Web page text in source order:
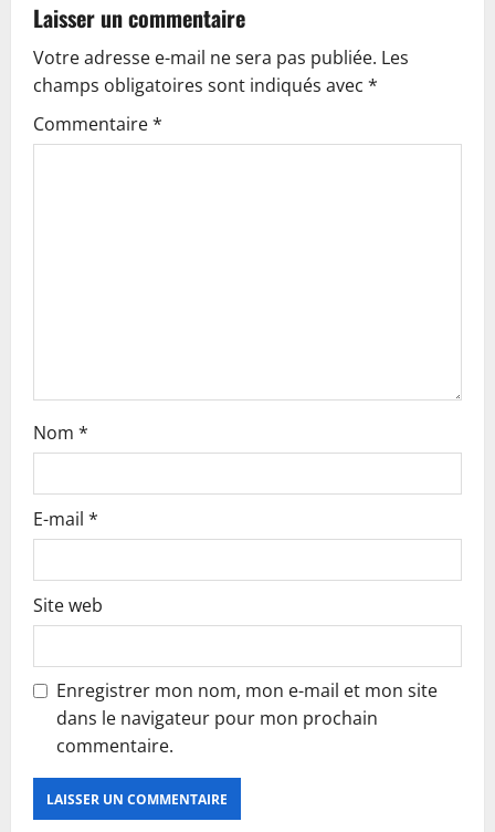
v
i
g
Laisser un commentaire
Votre adresse e-mail ne sera pas publiée. Les
champs obligatoires sont indiqués avec *
Commentaire*
Nom *
E-mail *
Site web
Enregistrer mon nom, mon e-mail et mon site
dans le navigateur pour mon prochain
commentaire.